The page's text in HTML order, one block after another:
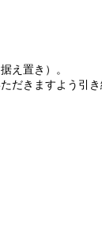
え置き）。
だきますよう引